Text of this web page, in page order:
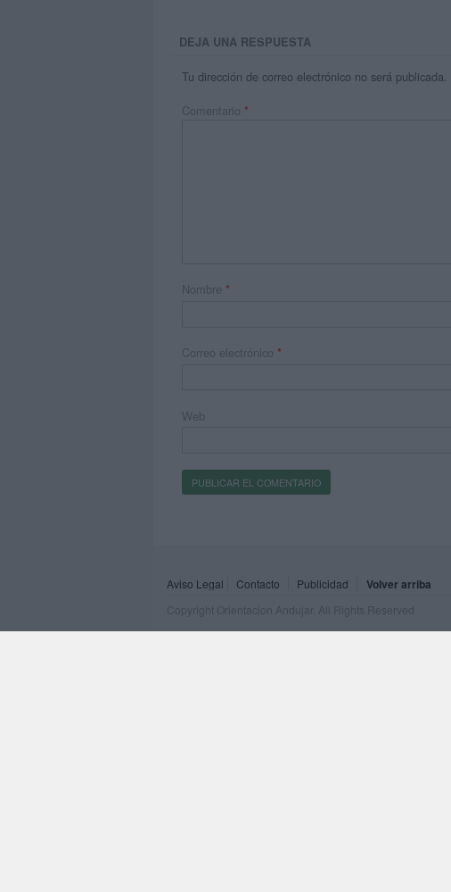
DEJA UNA RESPUESTA
Tu dirección de correo electrónico no será publicada.
Comentario *
Nombre *
Correo electrónico *
Web
Aviso Legal Contacto Publicidad Volver arriba